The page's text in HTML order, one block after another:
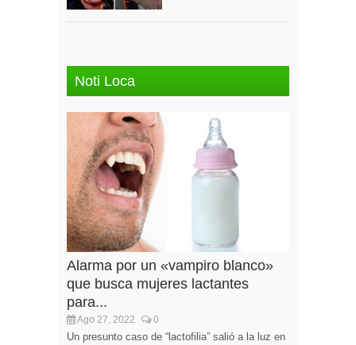
Noti Loca
Alarma por un «vampiro blanco»
que busca mujeres lactantes
para...
Ago 27, 2022 0
Un presunto caso de “lactofilia” salió a la luz en